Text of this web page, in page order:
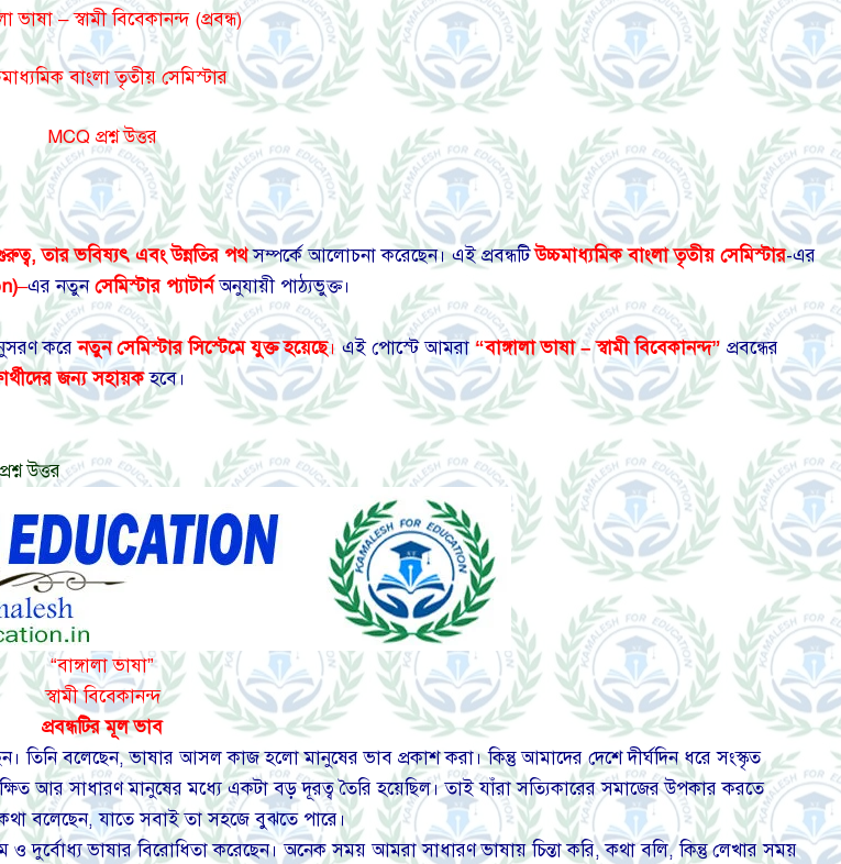
ভাষা – স্বামী বিবেকানন্দ (প্রবন্ধ)
বাংলা তৃতীয় সেমিস্টার
MCQ প্রশ্ন উত্তর
তার ভবিষ্যৎ এবং উন্নতির পথসম্পর্কে আলোচনা করেছেন। এই প্রবন্ধটিউচ্চমাধ্যমিক বাংলা তৃতীয় সেমিস্টার-এর
–এর নতুনসেমিস্টার প্যাটার্ন অনুযায়ী পাঠ্যভুক্ত।
করেনতুন সেমিস্টার সিস্টেমে যুক্ত হয়েছে।এই পোস্টে আমরা “বাঙ্গালা ভাষা – স্বামী বিবেকানন্দ” প্রবন্ধের
জন্য সহায়কহবে।
উত্তর
“বাঙ্গালা ভাষা”
স্বামী বিবেকানন্দ
প্রবন্ধটির মূল ভাব
তিনি বলেছেন, ভাষার আসল কাজ হলো মানুষের ভাব প্রকাশ করা। কিন্তু আমাদের দেশে দীর্ঘদিন ধরে সংস্কৃত
আর সাধারণ মানুষের মধ্যে একটা বড় দূরত্ব তৈরি হয়েছিল। তাই যাঁরা সত্যিকারের সমাজের উপকার করতে
বলেছেন, যাতে সবাই তা সহজে বুঝতে পারে।
ও দুর্বোধ্য ভাষার বিরোধিতা করেছেন। অনেক সময় আমরা সাধারণ ভাষায় চিন্তা করি, কথা বলি, কিন্তু লেখার সময়